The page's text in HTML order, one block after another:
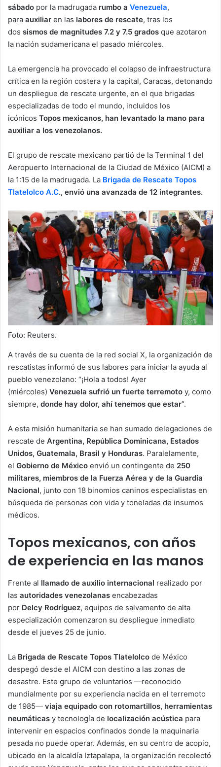
sábado por la madrugada rumbo a Venezuela,
para auxiliar en las labores de rescate, tras los
dos sismos de magnitudes 7.2 y 7.5 grados que azotaron
la nación sudamericana el pasado miércoles.
La emergencia ha provocado el colapso de infraestructura
crítica en la región costera y la capital, Caracas, detonando
un despliegue de rescate urgente, en el que brigadas
especializadas de todo el mundo, incluidos los
icónicos Topos mexicanos, han levantado la mano para
auxiliar a los venezolanos.
El grupo de rescate mexicano partió de la Terminal 1 del
Aeropuerto Internacional de la Ciudad de México (AICM) a
la 1:15 de la madrugada. La Brigada de Rescate Topos
Tlatelolco A.C., envió una avanzada de 12 integrantes.
Foto: Reuters.
A través de su cuenta de la red social X, la organización de
rescatistas informó de sus labores para iniciar la ayuda al
pueblo venezolano: “¡Hola a todos! Ayer
(miércoles) Venezuela sufrió un fuerte terremoto y, como
siempre, donde hay dolor, ahí tenemos que estar”.
A esta misión humanitaria se han sumado delegaciones de
rescate de Argentina, República Dominicana, Estados
Unidos, Guatemala, Brasil y Honduras. Paralelamente,
el Gobierno de México envió un contingente de 250
militares, miembros de la Fuerza Aérea y de la Guardia
Nacional, junto con 18 binomios caninos especialistas en
búsqueda de personas con vida y toneladas de insumos
médicos.
Topos mexicanos, con años
de experiencia en las manos
Frente al llamado de auxilio internacional realizado por
las autoridades venezolanas encabezadas
por Delcy Rodríguez, equipos de salvamento de alta
especialización comenzaron su despliegue inmediato
desde el jueves 25 de junio.
La Brigada de Rescate Topos Tlatelolco de México
despegó desde el AICM con destino a las zonas de
desastre. Este grupo de voluntarios —reconocido
mundialmente por su experiencia nacida en el terremoto
de 1985— viaja equipado con rotomartillos, herramientas
neumáticas y tecnología de localización acústica para
intervenir en espacios confinados donde la maquinaria
pesada no puede operar. Además, en su centro de acopio,
ubicado en la alcaldía Iztapalapa, la organización recolectó